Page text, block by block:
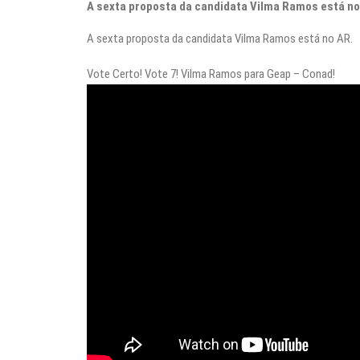
A sexta proposta da candidata Vilma Ramos está
A sexta proposta da candidata Vilma Ramos está no AR.
Vote Certo! Vote 7! Vilma Ramos para Geap – Conad!